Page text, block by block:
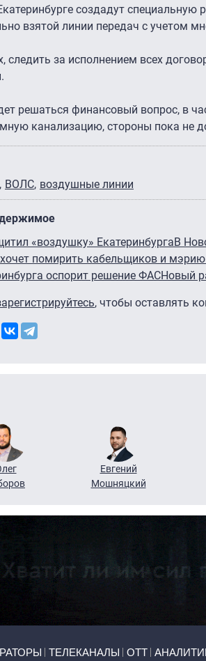
создадут
взятой линии передач с учетом
следить за исполнением всех
решаться финансовый вопрос, в
канализацию, стороны пока не
ВОЛС воздушные линии
«воздушку» ЕкатеринбургаВ
помирить кабельщиков и мэрию
оспорит решение ФАСНовый
, чтобы оставлять
Евгений
Мошняцкий
ТЕЛЕКАНАЛЫ ОТТ